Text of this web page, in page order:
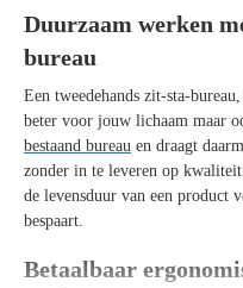
Duurzaam werken
bureau
Een tweedehands zit-sta-
beter voor jouw lichaam maar
bestaand bureau en draagt
zonder in te leveren op
de levensduur van een product
bespaart.
Betaalbaar